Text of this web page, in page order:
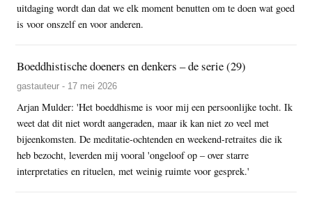
uitdaging wordt dan dat we elk moment benutten om te doen wat goed
is voor onszelf en voor anderen.
Boeddhistische doeners en denkers – de serie (29)
gastauteur - 17 mei 2026
Arjan Mulder: 'Het boeddhisme is voor mij een persoonlijke tocht. Ik
weet dat dit niet wordt aangeraden, maar ik kan niet zo veel met
bijeenkomsten. De meditatie-ochtenden en weekend-retraites die ik
heb bezocht, leverden mij vooral 'ongeloof op – over starre
interpretaties en rituelen, met weinig ruimte voor gesprek.'